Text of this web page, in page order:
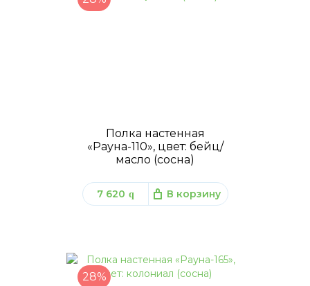
Полка настенная
«Рауна-110», цвет: бейц/
масло (сосна)
7 620 q В корзину
28%